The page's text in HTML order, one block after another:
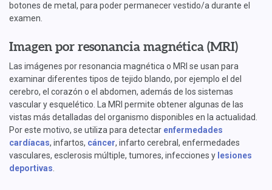
botones de metal, para poder permanecer vestido/a durante el
examen.
Imagen por resonancia magnética (MRI)
Las imágenes por resonancia magnética o MRI se usan para
examinar diferentes tipos de tejido blando, por ejemplo el del
cerebro, el corazón o el abdomen, además de los sistemas
vascular y esquelético. La MRI permite obtener algunas de las
vistas más detalladas del organismo disponibles en la actualidad.
Por este motivo, se utiliza para detectar enfermedades
cardíacas, infartos, cáncer, infarto cerebral, enfermedades
vasculares, esclerosis múltiple, tumores, infecciones y lesiones
deportivas